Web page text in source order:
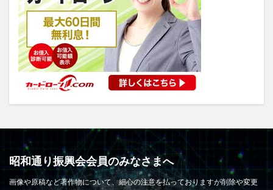
昭和通り振興会会員のみなさまへ
画像や原稿など著作物について、細心の注意を払っておりますが削除や変更